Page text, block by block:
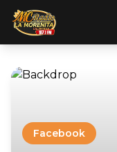
Facebook